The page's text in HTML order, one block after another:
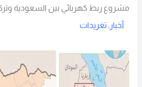
مشروع ربط كهربائي بين السعودية
أخبار , تغريدات